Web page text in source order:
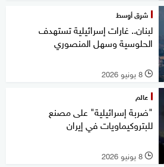
شرق أوسط
لبنان.. غارات إسرائيلية تستهدف
الحلوسية وسهل المنصوري
l 8 يونيو 2026
عالم
"ضربة إسرائيلية" على مصنع
للبتروكيماويات في إيران
l 8 يونيو 2026